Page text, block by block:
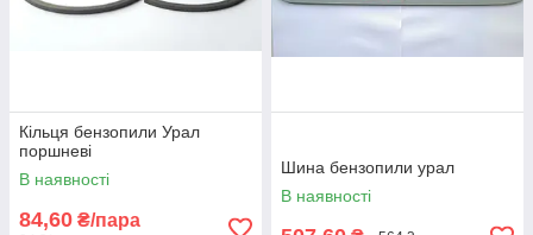
Кільця бензопили Урал
поршневі
В наявності
84,60 ₴/пара
Шина бензопили урал
В наявності